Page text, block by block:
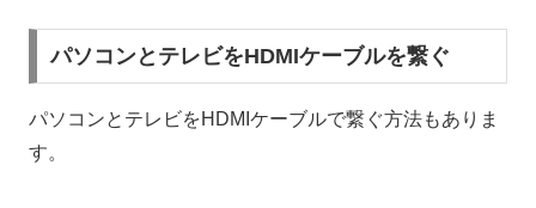
パソコンとテレビをHDMIケーブルを繋ぐ
パソコンとテレビをHDMIケーブルで繋ぐ方法もありま
す。